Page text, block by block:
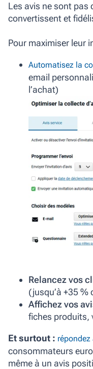
Les avis ne sont pas
convertissent et
Pour maximiser leur
Automatisez la
email
l’achat)
Relancez vos
(jusqu’à +35 %
Affichez vos
fiches produits,
Et surtout :
consommateurs
même à un avis